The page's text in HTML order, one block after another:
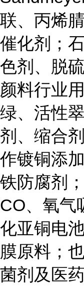
联、丙烯
催化剂；
色剂、脱
颜料行业
绿、活性
剂、缩合
作镀铜添
铁防腐剂
CO、氧气
化亚铜电
膜原料；
菌剂及医